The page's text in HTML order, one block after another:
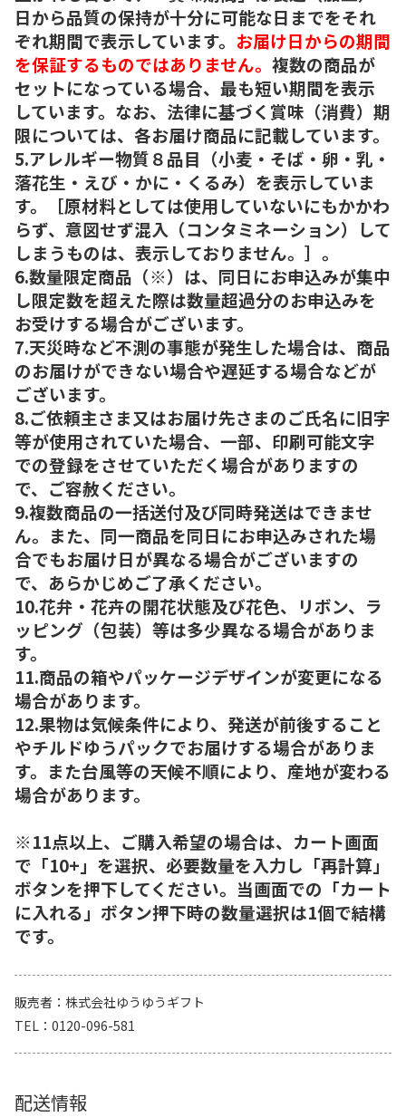
日から品質の保持が十分に可能な日までをそれ
ぞれ期間で表示しています。 お届け日からの期間
を保証するものではありません。 複数の商品が
セットになっている場合、最も短い期間を表示
しています。なお、法律に基づく賞味（消費）期
限については、各お届け商品に記載しています。
5.アレルギー物質８品目（小麦・そば・卵・乳・
落花生・えび・かに・くるみ）を表示していま
す。［原材料としては使用していないにもかかわ
らず、意図せず混入（コンタミネーション）して
しまうものは、表示しておりません。］。
6.数量限定商品（※）は、同日にお申込みが集中
し限定数を超えた際は数量超過分のお申込みを
お受けする場合がございます。
7.天災時など不測の事態が発生した場合は、商品
のお届けができない場合や遅延する場合などが
ございます。
8.ご依頼主さま又はお届け先さまのご氏名に旧字
等が使用されていた場合、一部、印刷可能文字
での登録をさせていただく場合がありますの
で、ご容赦ください。
9.複数商品の一括送付及び同時発送はできませ
ん。また、同一商品を同日にお申込みされた場
合でもお届け日が異なる場合がございますの
で、あらかじめご了承ください。
10.花弁・花卉の開花状態及び花色、リボン、ラ
ッピング（包装）等は多少異なる場合がありま
す。
11.商品の箱やパッケージデザインが変更になる
場合があります。
12.果物は気候条件により、発送が前後すること
やチルドゆうパックでお届けする場合がありま
す。また台風等の天候不順により、産地が変わる
場合があります。
※11点以上、ご購入希望の場合は、カート画面
で「10+」を選択、必要数量を入力し「再計算」
ボタンを押下してください。当画面での「カート
に入れる」ボタン押下時の数量選択は1個で結構
です。
販売者
株式会社ゆうゆうギフト
TEL
0120-096-581
配送情報